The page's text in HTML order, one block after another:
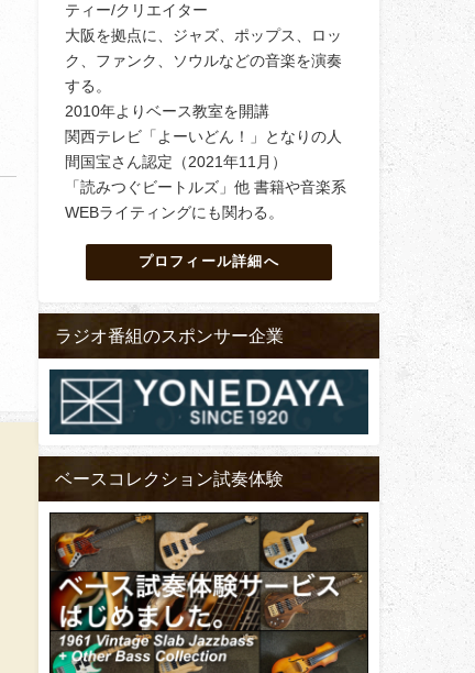
ティー/クリエイター
大阪を拠点に、ジャズ、ポップス、ロッ
ク、ファンク、ソウルなどの音楽を演奏
する。
2010年よりベース教室を開講
関西テレビ「よーいどん！」となりの人
間国宝さん認定（2021年11月）
「読みつぐビートルズ」他 書籍や音楽系
WEBライティングにも関わる。
プロフィール詳細へ
ラジオ番組のスポンサー企業
ベースコレクション試奏体験